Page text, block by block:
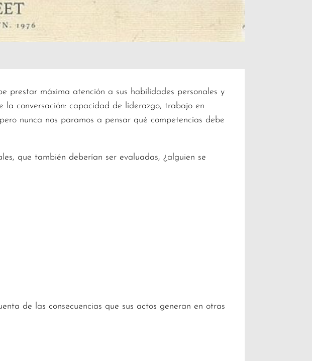
prestar máxima atención a sus habilidades personales y
la conversación: capacidad de liderazgo, trabajo en
nunca nos paramos a pensar qué competencias debe
que también deberían ser evaluadas, ¿alguien se
de las consecuencias que sus actos generan en otras